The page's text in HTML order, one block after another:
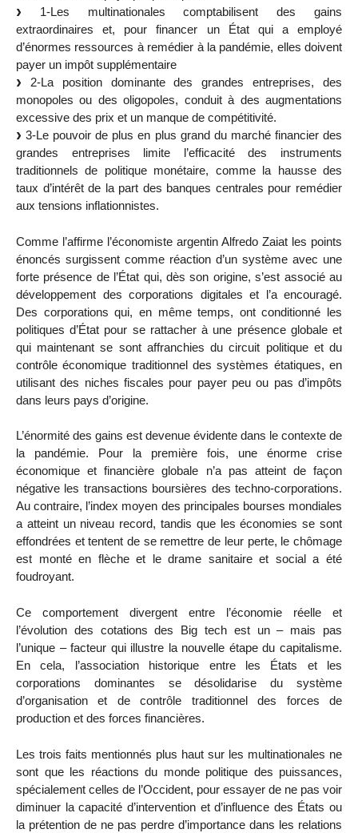
1-Les multinationales comptabilisent des gains
extraordinaires et, pour financer un État qui a employé
d’énormes ressources à remédier à la pandémie, elles doivent
payer un impôt supplémentaire
2-La position dominante des grandes entreprises, des
monopoles ou des oligopoles, conduit à des augmentations
excessive des prix et un manque de compétitivité.
3-Le pouvoir de plus en plus grand du marché financier des
grandes entreprises limite l’efficacité des instruments
traditionnels de politique monétaire, comme la hausse des
taux d’intérêt de la part des banques centrales pour remédier
aux tensions inflationnistes.
Comme l’affirme l’économiste argentin Alfredo Zaiat les points
énoncés surgissent comme réaction d’un système avec une
forte présence de l’État qui, dès son origine, s’est associé au
développement des corporations digitales et l’a encouragé.
Des corporations qui, en même temps, ont conditionné les
politiques d’État pour se rattacher à une présence globale et
qui maintenant se sont affranchies du circuit politique et du
contrôle économique traditionnel des systèmes étatiques, en
utilisant des niches fiscales pour payer peu ou pas d’impôts
dans leurs pays d’origine.
L’énormité des gains est devenue évidente dans le contexte de
la pandémie. Pour la première fois, une énorme crise
économique et financière globale n’a pas atteint de façon
négative les transactions boursières des techno-corporations.
Au contraire, l’index moyen des principales bourses mondiales
a atteint un niveau record, tandis que les économies se sont
effondrées et tentent de se remettre de leur perte, le chômage
est monté en flèche et le drame sanitaire et social a été
foudroyant.
Ce comportement divergent entre l’économie réelle et
l’évolution des cotations des Big tech est un – mais pas
l’unique – facteur qui illustre la nouvelle étape du capitalisme.
En cela, l’association historique entre les États et les
corporations dominantes se désolidarise du système
d’organisation et de contrôle traditionnel des forces de
production et des forces financières.
Les trois faits mentionnés plus haut sur les multinationales ne
sont que les réactions du monde politique des puissances,
spécialement celles de l’Occident, pour essayer de ne pas voir
diminuer la capacité d’intervention et d’influence des États ou
la prétention de ne pas perdre d’importance dans les relations